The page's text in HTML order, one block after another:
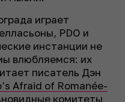
играет
PDO и
инстанции не
влюбляемся: их
писатель Дэн
Afraid of Romanée-
комитеты